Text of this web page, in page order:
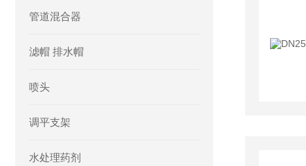
管道混合器
滤帽 排水帽
喷头
调平支架
水处理药剂